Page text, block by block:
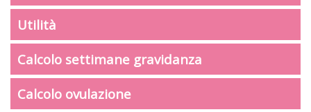
Utilità
Calcolo settimane gravidanza
Calcolo ovulazione